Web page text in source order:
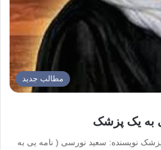
مطالب جدید
به یک پزشک
نویسنده: سعید نورسی ( نامه یی به